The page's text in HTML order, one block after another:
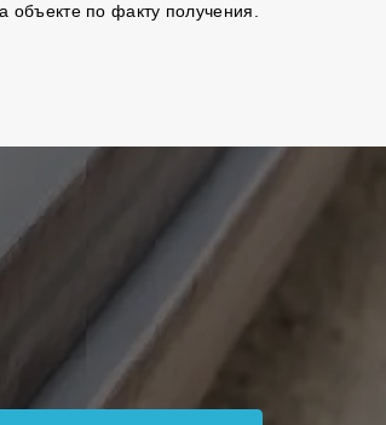
объекте по факту получения.